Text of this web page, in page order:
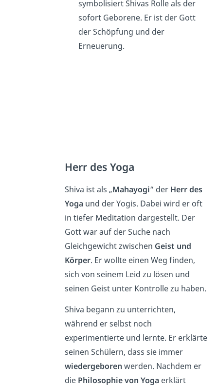
symbolisiert Shivas Rolle als der
sofort Geborene. Er ist der Gott
der Schöpfung und der
Erneuerung.
Herr des Yoga
Shiva ist als „Mahayogi“ der Herr des
Yogaund der Yogis. Dabei wird er oft
in tiefer Meditation dargestellt. Der
Gott war auf der Suche nach
Gleichgewicht zwischen Geist und
Körper. Er wollte einen Weg finden,
sich von seinem Leid zu lösen und
seinen Geist unter Kontrolle zu haben.
Shiva begann zu unterrichten,
während er selbst noch
experimentierte und lernte. Er erklärte
seinen Schülern, dass sie immer
wiedergeboren werden. Nachdem er
die Philosophie von Yogaerklärt